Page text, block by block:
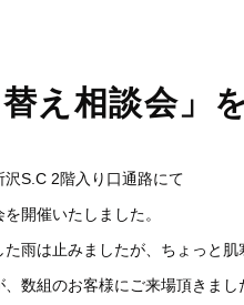
替え相談会
S.C 2階入り口通路にて
開催いたしました。
雨は止みましたが、ちょっと肌
数組のお客様にご来場頂きまし